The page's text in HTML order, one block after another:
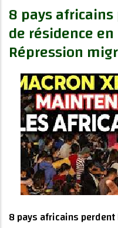
8 pays
de résidence
Répression
8 pays africains